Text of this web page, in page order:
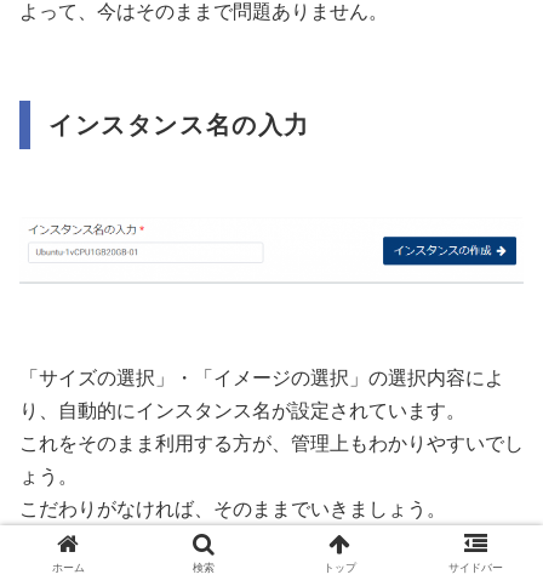
よって、今はそのままで問題ありません。
インスタンス名の入力
「サイズの選択」・「イメージの選択」の選択内容によ
り、自動的にインスタンス名が設定されています。
これをそのまま利用する方が、管理上もわかりやすいでし
ょう。
こだわりがなければ、そのままでいきましょう。
ホーム 検索 トップ サイドバー